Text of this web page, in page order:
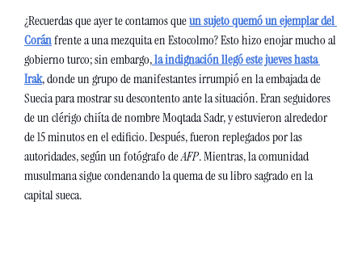
¿Recuerdas que ayer te contamos que un sujeto quemó un ejemplar del
Corán frente a una mezquita en Estocolmo? Esto hizo enojar mucho al
gobierno turco; sin embargo, la indignación llegó este jueves hasta
Irak, donde un grupo de manifestantes irrumpió en la embajada de
Suecia para mostrar su descontento ante la situación. Eran seguidores
de un clérigo chiíta de nombre Moqtada Sadr, y estuvieron alrededor
de 15 minutos en el edificio. Después, fueron replegados por las
autoridades, según un fotógrafo de AFP. Mientras, la comunidad
musulmana sigue condenando la quema de su libro sagrado en la
capital sueca.